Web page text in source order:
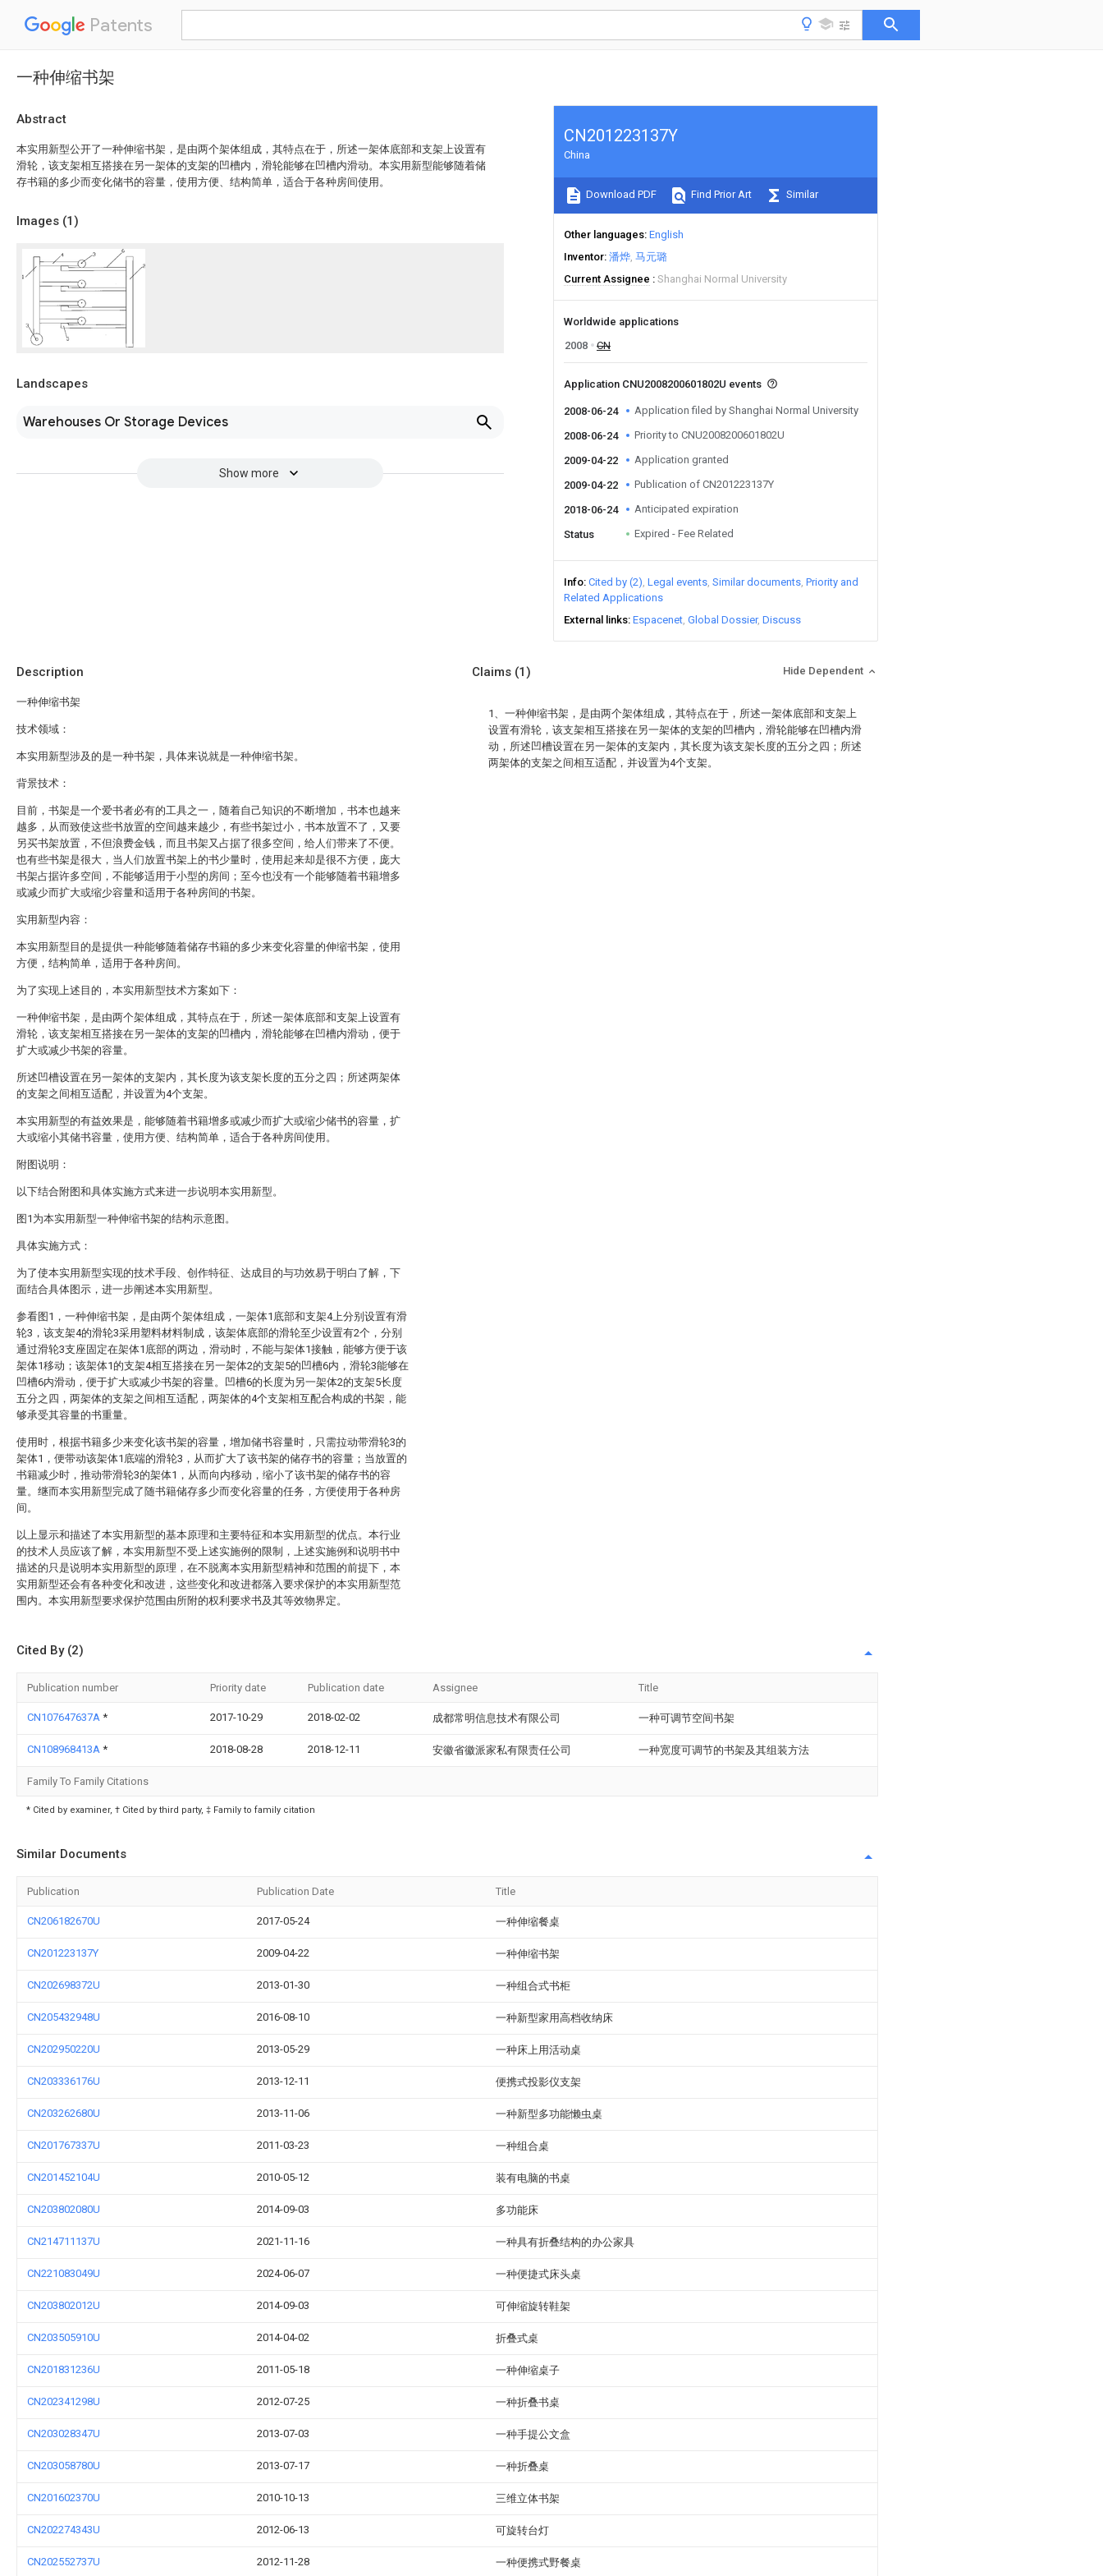
Patents
一种伸缩书架
Abstract
本实用新型公开了一种伸缩书架，是由两个架体组成，其特点在于，所述一架体底部和支架上设置有
滑轮，该支架相互搭接在另一架体的支架的凹槽内，滑轮能够在凹槽内滑动。本实用新型能够随着储
存书籍的多少而变化储书的容量，使用方便、结构简单，适合于各种房间使用。
Images (1)
Landscapes
Warehouses Or Storage Devices
Show more
CN201223137Y
China
Download PDF Find Prior Art Similar
Other languages English
Inventor 潘烨 马元璐
Current Assignee
Shanghai Normal University
Worldwide applications
2008
CN
Application CNU2008200601802U events
2008-06-24 Application filed by Shanghai Normal University
2008-06-24 Priority to CNU2008200601802U
2009-04-22 Application granted
2009-04-22 Publication of CN201223137Y
2018-06-24 Anticipated expiration
Status Expired - Fee Related
Info Cited by (2) Legal events Similar documents Priority and
Related Applications
External links Espacenet Global Dossier Discuss
Description
一种伸缩书架
技术领域：
本实用新型涉及的是一种书架，具体来说就是一种伸缩书架。
背景技术：
目前，书架是一个爱书者必有的工具之一，随着自己知识的不断增加，书本也越来
越多，从而致使这些书放置的空间越来越少，有些书架过小，书本放置不了，又要
另买书架放置，不但浪费金钱，而且书架又占据了很多空间，给人们带来了不便。
也有些书架是很大，当人们放置书架上的书少量时，使用起来却是很不方便，庞大
书架占据许多空间，不能够适用于小型的房间；至今也没有一个能够随着书籍增多
或减少而扩大或缩少容量和适用于各种房间的书架。
实用新型内容：
本实用新型目的是提供一种能够随着储存书籍的多少来变化容量的伸缩书架，使用
方便，结构简单，适用于各种房间。
为了实现上述目的，本实用新型技术方案如下：
一种伸缩书架，是由两个架体组成，其特点在于，所述一架体底部和支架上设置有
滑轮，该支架相互搭接在另一架体的支架的凹槽内，滑轮能够在凹槽内滑动，便于
扩大或减少书架的容量。
所述凹槽设置在另一架体的支架内，其长度为该支架长度的五分之四；所述两架体
的支架之间相互适配，并设置为4个支架。
本实用新型的有益效果是，能够随着书籍增多或减少而扩大或缩少储书的容量，扩
大或缩小其储书容量，使用方便、结构简单，适合于各种房间使用。
附图说明：
以下结合附图和具体实施方式来进一步说明本实用新型。
图1为本实用新型一种伸缩书架的结构示意图。
具体实施方式：
为了使本实用新型实现的技术手段、创作特征、达成目的与功效易于明白了解，下
面结合具体图示，进一步阐述本实用新型。
参看图1，一种伸缩书架，是由两个架体组成，一架体1底部和支架4上分别设置有滑
轮3，该支架4的滑轮3采用塑料材料制成，该架体底部的滑轮至少设置有2个，分别
通过滑轮3支座固定在架体1底部的两边，滑动时，不能与架体1接触，能够方便于该
架体1移动；该架体1的支架4相互搭接在另一架体2的支架5的凹槽6内，滑轮3能够在
凹槽6内滑动，便于扩大或减少书架的容量。凹槽6的长度为另一架体2的支架5长度
五分之四，两架体的支架之间相互适配，两架体的4个支架相互配合构成的书架，能
够承受其容量的书重量。
使用时，根据书籍多少来变化该书架的容量，增加储书容量时，只需拉动带滑轮3的
架体1，便带动该架体1底端的滑轮3，从而扩大了该书架的储存书的容量；当放置的
书籍减少时，推动带滑轮3的架体1，从而向内移动，缩小了该书架的储存书的容
量。继而本实用新型完成了随书籍储存多少而变化容量的任务，方便使用于各种房
间。
以上显示和描述了本实用新型的基本原理和主要特征和本实用新型的优点。本行业
的技术人员应该了解，本实用新型不受上述实施例的限制，上述实施例和说明书中
描述的只是说明本实用新型的原理，在不脱离本实用新型精神和范围的前提下，本
实用新型还会有各种变化和改进，这些变化和改进都落入要求保护的本实用新型范
围内。本实用新型要求保护范围由所附的权利要求书及其等效物界定。
Claims (1) Hide Dependent
1、一种伸缩书架，是由两个架体组成，其特点在于，所述一架体底部和支架上
设置有滑轮，该支架相互搭接在另一架体的支架的凹槽内，滑轮能够在凹槽内滑
动，所述凹槽设置在另一架体的支架内，其长度为该支架长度的五分之四；所述
两架体的支架之间相互适配，并设置为4个支架。
Cited By (2)
Publication number Priority date Publication date Assignee Title
CN107647637A * 2017-10-29 2018-02-02 成都常明信息技术有限公司 一种可调节空间书架
CN108968413A * 2018-08-28 2018-12-11 安徽省徽派家私有限责任公司 一种宽度可调节的书架及其组装方法
Family To Family Citations
* Cited by examiner, † Cited by third party, ‡ Family to family citation
Similar Documents
Publication Publication Date Title
CN206182670U 2017-05-24 一种伸缩餐桌
CN201223137Y 2009-04-22 一种伸缩书架
CN202698372U 2013-01-30 一种组合式书柜
CN205432948U 2016-08-10 一种新型家用高档收纳床
CN202950220U 2013-05-29 一种床上用活动桌
CN203336176U 2013-12-11 便携式投影仪支架
CN203262680U 2013-11-06 一种新型多功能懒虫桌
CN201767337U 2011-03-23 一种组合桌
CN201452104U 2010-05-12 装有电脑的书桌
CN203802080U 2014-09-03 多功能床
CN214711137U 2021-11-16 一种具有折叠结构的办公家具
CN221083049U 2024-06-07 一种便捷式床头桌
CN203802012U 2014-09-03 可伸缩旋转鞋架
CN203505910U 2014-04-02 折叠式桌
CN201831236U 2011-05-18 一种伸缩桌子
CN202341298U 2012-07-25 一种折叠书桌
CN203028347U 2013-07-03 一种手提公文盒
CN203058780U 2013-07-17 一种折叠桌
CN201602370U 2010-10-13 三维立体书架
CN202274343U 2012-06-13 可旋转台灯
CN202552737U 2012-11-28 一种便携式野餐桌